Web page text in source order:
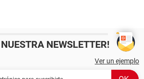
NEWSLETTER!
Ver un ejemplo